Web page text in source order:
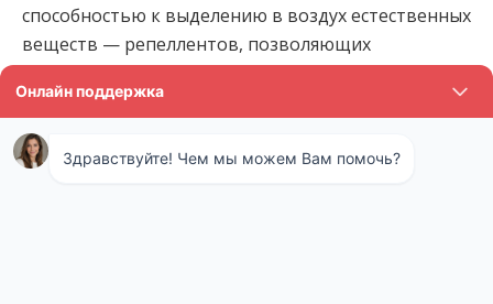
способностью к выделению в воздух естественных
веществ — репеллентов, позволяющих
уничтожать вредоносных насекомых.
Отзыв:У нас первый этаж, новая Голицыно,
живописный район и рядом водоем. Вроде бы все